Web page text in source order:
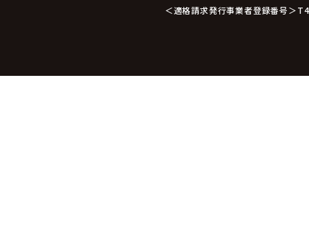
＜適格請求発行事業者登録番号＞